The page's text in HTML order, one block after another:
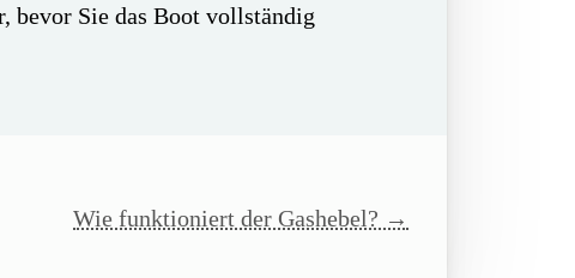
bevor Sie das Boot vollständig
Wie funktioniert der Gashebel? →